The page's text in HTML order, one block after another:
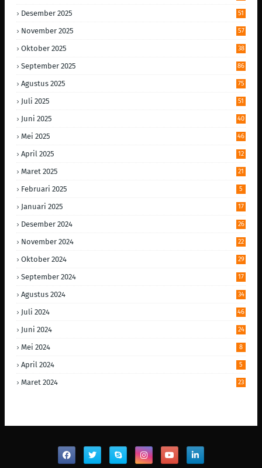
Desember 2025 51
November 2025 57
Oktober 2025 38
September 2025 86
Agustus 2025 75
Juli 2025 51
Juni 2025 40
Mei 2025 46
April 2025 12
Maret 2025 21
Februari 2025 5
Januari 2025 17
Desember 2024 26
November 2024 22
Oktober 2024 29
September 2024 17
Agustus 2024 34
Juli 2024 46
Juni 2024 24
Mei 2024 8
April 2024 5
Maret 2024 23